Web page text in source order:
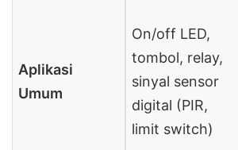
Aplikasi
Umum
On/off LED,
tombol, relay,
sinyal sensor
digital (PIR,
limit switch)